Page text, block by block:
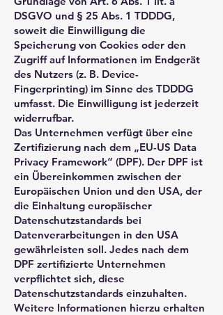
DSGVO und § 25 Abs. 1 TDDDG,
soweit die Einwilligung die
Speicherung von Cookies oder den
Zugriff auf Informationen im Endgerät
des Nutzers (z. B. Device-
Fingerprinting) im Sinne des TDDDG
umfasst. Die Einwilligung ist jederzeit
widerrufbar.
Das Unternehmen verfügt über eine
Zertifizierung nach dem „EU-US Data
Privacy Framework“ (DPF). Der DPF ist
ein Übereinkommen zwischen der
Europäischen Union und den USA, der
die Einhaltung europäischer
Datenschutzstandards bei
Datenverarbeitungen in den USA
gewährleisten soll. Jedes nach dem
DPF zertifizierte Unternehmen
verpflichtet sich, diese
Datenschutzstandards einzuhalten.
Weitere Informationen hierzu erhalten